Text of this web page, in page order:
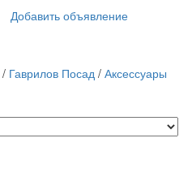
Добавить объявление
/ Гаврилов Посад / Аксессуары